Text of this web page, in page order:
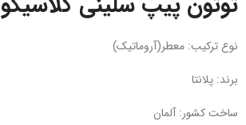
نوع ترکیب: معطر(آروماتیک)
برند: پلانتا
ساخت کشور: آلمان